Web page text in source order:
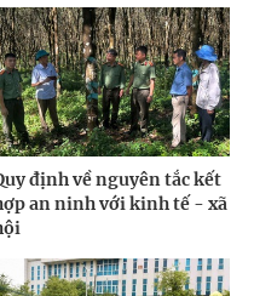
định về nguyên tắc kết
an ninh với kinh tế - xã